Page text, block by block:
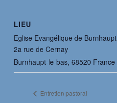
LIEU
Eglise Evangélique de Burnhaupt
2a rue de Cernay
Burnhaupt-le-bas, 68520 France
Entretien pastoral